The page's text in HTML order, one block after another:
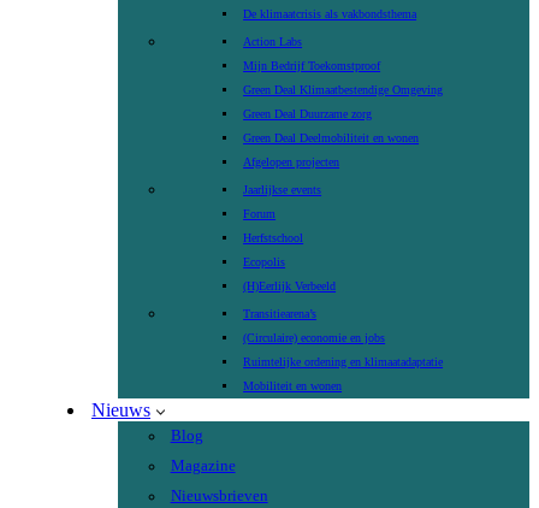
De klimaatcrisis als vakbondsthema
Action Labs
Mijn Bedrijf Toekomstproof
Green Deal Klimaatbestendige Omgeving
Green Deal Duurzame zorg
Green Deal Deelmobiliteit en wonen
Afgelopen projecten
Jaarlijkse events
Forum
Herfstschool
Ecopolis
(H)Eerlijk Verbeeld
Transitiearena’s
(Circulaire) economie en jobs
Ruimtelijke ordening en klimaatadaptatie
Mobiliteit en wonen
Nieuws
Blog
Magazine
Nieuwsbrieven